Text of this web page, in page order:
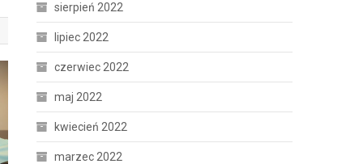
sierpień 2022
lipiec 2022
czerwiec 2022
maj 2022
kwiecień 2022
marzec 2022